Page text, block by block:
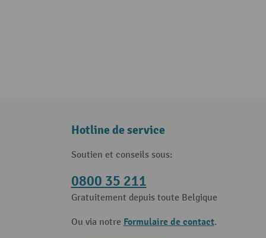
Hotline de service
Soutien et conseils sous:
0800 35 211
Gratuitement depuis toute Belgique
Ou via notre Formulaire de contact.